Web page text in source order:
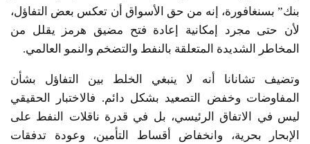
بنك” بسنغافورة، إنه من حق الأسواق أن تعكس بعض التفاؤل،
لأن حتى مجرد إمكانية إعادة فتح مضيق هرمز يقلل من
المخاطر الشديدة المتعلقة بالنفط والتضخم والنمو العالمي.
وتضيف تشانانا أنه لا ينبغي الخلط بين التفاؤل بشأن
المفاوضات وخفض التصعيد بشكل دائم. فالاختبار الحقيقي
ليس في الاتفاق الرئيسي، بل في قدرة ناقلات النفط على
الإبحار بحرية، وانخفاض أقساط التأمين، وعودة تدفقات